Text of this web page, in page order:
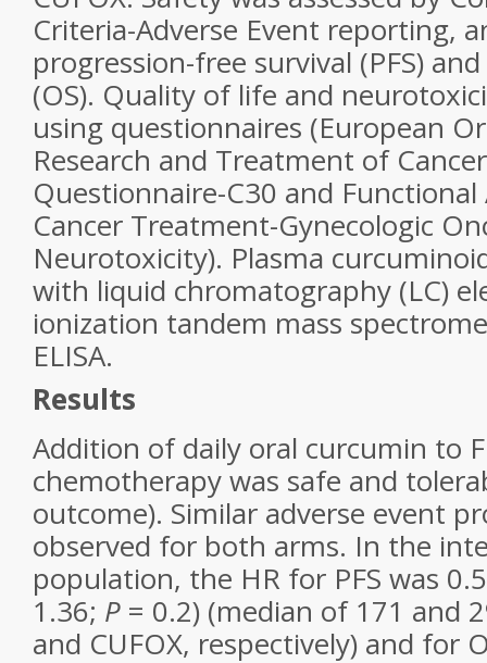
Criteria-Adverse Event reporting,
progression-free survival (PFS)
(OS). Quality of life and
using questionnaires (European
Research and Treatment of
Questionnaire-C30 and
Cancer Treatment-Gynecologic
Neurotoxicity). Plasma
with liquid chromatography (LC)
ionization tandem mass
ELISA.
Results
Addition of daily oral curcumin to
chemotherapy was safe and
outcome). Similar adverse event
observed for both arms. In the
population, the HR for PFS was
1.36; P = 0.2) (median of 171 and
and CUFOX, respectively) and for